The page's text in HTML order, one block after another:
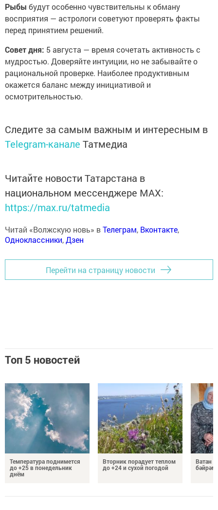
Рыбы будут особенно чувствительны к обману
восприятия — астрологи советуют проверять факты
перед принятием решений.
Совет дня: 5 августа — время сочетать активность с
мудростью. Доверяйте интуиции, но не забывайте о
рациональной проверке. Наиболее продуктивным
окажется баланс между инициативой и
осмотрительностью.
Следите за самым важным и интересным в
Telegram-канале Татмедиа
Читайте новости Татарстана в
национальном мессенджере MАХ:
https://max.ru/tatmedia
Читай «Волжскую новь» вТелеграм, Вконтакте,
Одноклассники,Дзен
Перейти на страницу новости
Топ 5 новостей
Температура поднимется
до +25 в понедельник
днём
Вторник порадует теплом
до +24 и сухой погодой
Ватан
бәйрәм